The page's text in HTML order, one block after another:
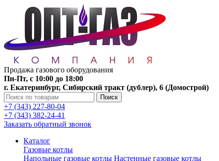
Продажа газового оборудования
Пн-Пт, с 10:00 до 18:00
г. Екатеринбург, Сибирский тракт (дублер), 6 (Домострой)
Поиск
+7 (343) 227-80-04
+7 (343) 382-24-41
Заказать обратный звонок
Каталог
Газовые котлы
Напольные газовые котлы Настенные газовые котлы